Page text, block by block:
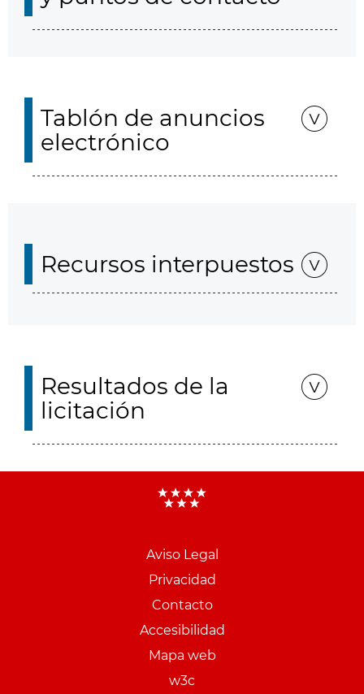
Tablón de anuncios
electrónico
Recursos interpuestos
Resultados de la
licitación
Aviso Legal
Privacidad
Contacto
Accesibilidad
Mapa web
w3c